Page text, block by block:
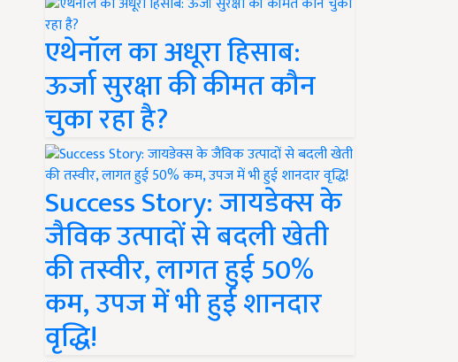
एथेनॉल का अधूरा हिसाब:
ऊर्जा सुरक्षा की कीमत कौन
चुका रहा है?
Success Story: जायडेक्स के
जैविक उत्पादों से बदली खेती
की तस्वीर, लागत हुई 50%
कम, उपज में भी हुई शानदार
वृद्धि!